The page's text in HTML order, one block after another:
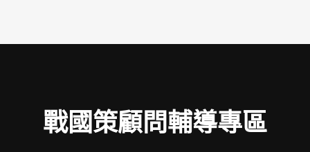
戰國策顧問輔導專區